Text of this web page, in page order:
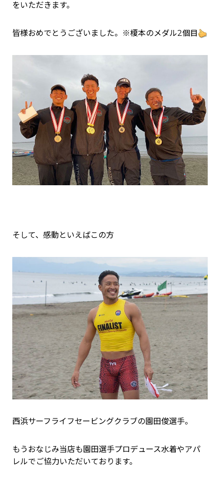
をいただきます。
皆様おめでとうございました。※榎本のメダル2個目
そして、感動といえばこの方
西浜サーフライフセービングクラブの園田俊選手。
もうおなじみ当店も園田選手プロデュース水着やアパ
レルでご協力いただいております。